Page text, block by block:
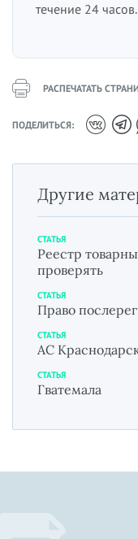
течение 24
РАСПЕЧАТАТЬ
ПОДЕЛИТЬСЯ:
Другие
СТАТЬЯ
Реестр
проверять
СТАТЬЯ
Право
СТАТЬЯ
АС
СТАТЬЯ
Гватемала